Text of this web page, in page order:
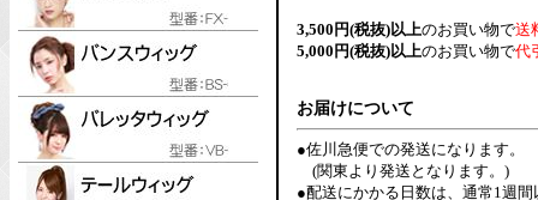
3,500円(税抜)以上のお買い物で送
5,000円(税抜)以上のお買い物で代
お届けについて
●佐川急便での発送になります。
(関東より発送となります。)
●配送にかかる日数は、通常1週